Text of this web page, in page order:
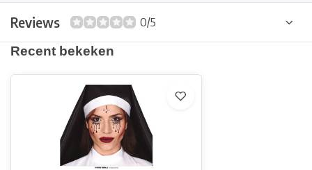
Reviews
0/5
Recent bekeken